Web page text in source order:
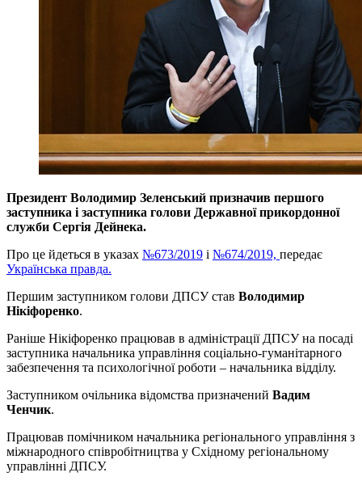
Президент Володимир Зеленський призначив першого
заступника і заступника голови Державної прикордонної
служби Сергія Дейнека.
Про це йдеться в указах №673/2019 і №674/2019, передає
Українська правда.
Першим заступником голови ДПСУ став Володимир
Нікіфоренко.
Раніше Нікіфоренко працював в адміністрації ДПСУ на посаді
заступника начальника управління соціально-гуманітарного
забезпечення та психологічної роботи – начальника відділу.
Заступником очільника відомства призначений Вадим
Ченчик.
Працював помічником начальника регіонального управління з
міжнародного співробітництва у Східному регіональному
управлінні ДПСУ.